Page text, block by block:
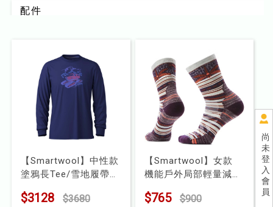
尚
未
登
入
會
員
配件
男款
女款
睡眠系統
器材裝備
兒童
【Smartwool】中性款
塗鴉長Tee/雪地履帶車
$3128 $3680
【Smartwool】女款
機能戶外局部輕量減震
型號 : SW002879
$765 $900